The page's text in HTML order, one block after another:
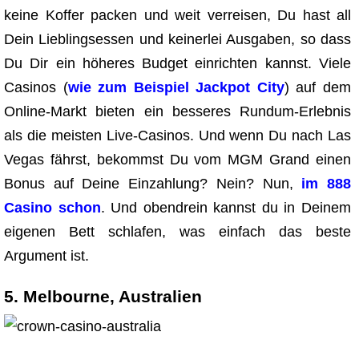
keine Koffer packen und weit verreisen, Du hast all
Dein Lieblingsessen und keinerlei Ausgaben, so dass
Du Dir ein höheres Budget einrichten kannst. Viele
Casinos (wie zum Beispiel Jackpot City) auf dem
Online-Markt bieten ein besseres Rundum-Erlebnis
als die meisten Live-Casinos. Und wenn Du nach Las
Vegas fährst, bekommst Du vom MGM Grand einen
Bonus auf Deine Einzahlung? Nein? Nun, im 888
Casino schon. Und obendrein kannst du in Deinem
eigenen Bett schlafen, was einfach das beste
Argument ist.
5. Melbourne, Australien